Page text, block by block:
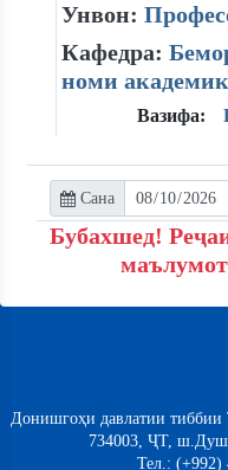
Унвон:
Кафедра:
номи
Вазифа:
Сана
Бубахшед!
Донишгоҳи давлатии
734003, ҶТ,
Тел.: (+992)